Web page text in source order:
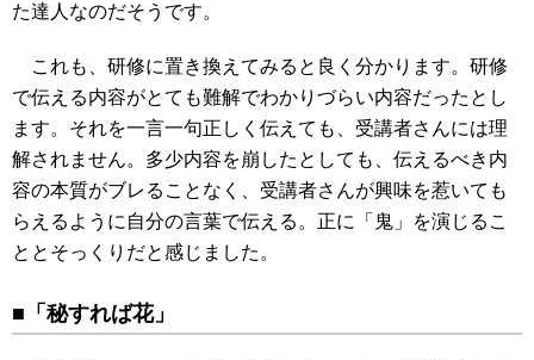
た達人なのだそうです。
これも、研修に置き換えてみると良く分かります。研修
で伝える内容がとても難解でわかりづらい内容だったとし
ます。それを一言一句正しく伝えても、受講者さんには理
解されません。多少内容を崩したとしても、伝えるべき内
容の本質がブレることなく、受講者さんが興味を惹いても
らえるように自分の言葉で伝える。正に「鬼」を演じるこ
ととそっくりだと感じました。
■「秘すれば花」